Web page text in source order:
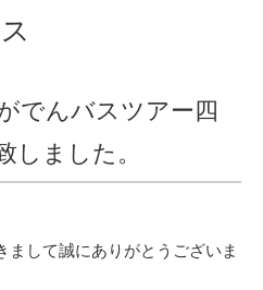
でんバスツアー四
しました。
まして誠にありがとうございま